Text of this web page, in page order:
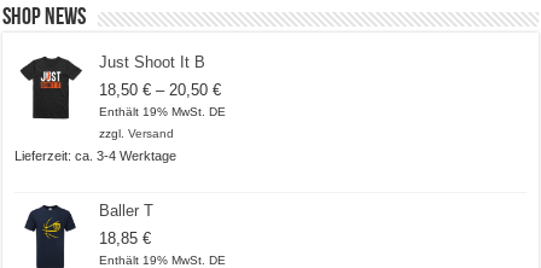
Shop News
Just Shoot It B
18,50€ – 20,50€Preisspanne:
18,50 €
Enthält 19% MwSt. DE
zzgl.Versand
Lieferzeit: ca. 3-4 Werktage
Baller T
18,85€
Enthält 19% MwSt. DE